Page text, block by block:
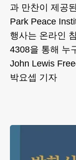
과 만찬이 제공
Park Peace
행사는 온라인
4308을 통해 누
John Lewis
박요셉 기자